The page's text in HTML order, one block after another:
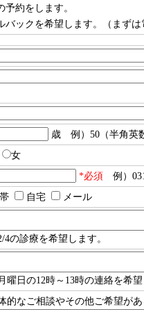
予約をします。
バックを希望します。（まず
歳 例）50（半角英
女
*必須例）
自宅 メール
4の診療を希望します。
曜日の12時～13時の連絡を希
的なご相談やその他ご希望が